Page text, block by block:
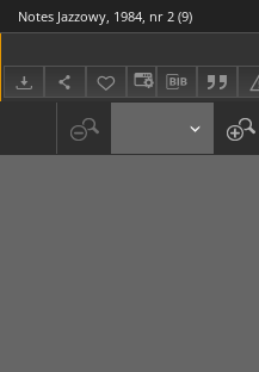
Notes Jazzowy, 1984, nr 2 (9)